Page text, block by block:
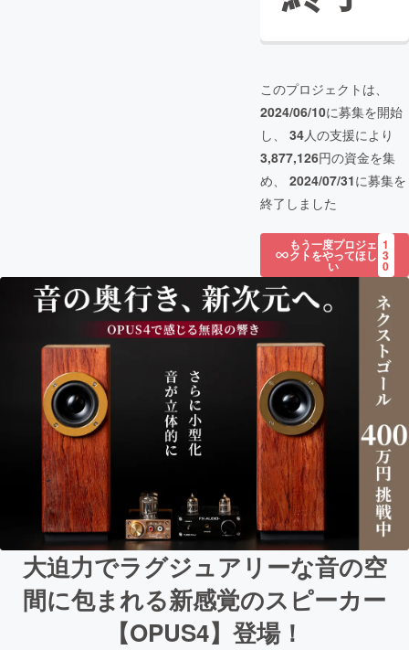
このプロジェクトは、
2024/06/10に募集を開始
し、 34人の支援により
3,877,126円の資金を集
め、 2024/07/31に募集を
終了しました
もう一度プロジェ
クトをやってほし
い
1
3
0
大迫力でラグジュアリーな音の空
間に包まれる新感覚のスピーカー
【OPUS4】登場！